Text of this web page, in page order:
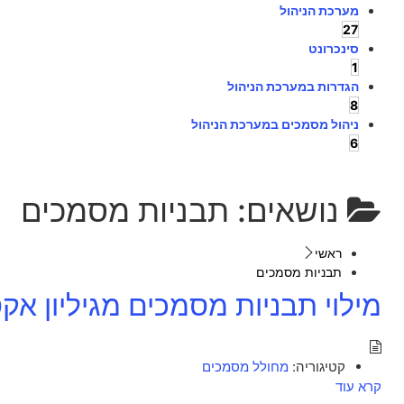
מערכת הניהול
27
סינכרונט
1
הגדרות במערכת הניהול
8
ניהול מסמכים במערכת הניהול
6
נושאים: תבניות מסמכים
ראשי
תבניות מסמכים
מילוי תבניות מסמכים מגיליון
קטיגוריה: מחולל מסמכים
קרא עוד